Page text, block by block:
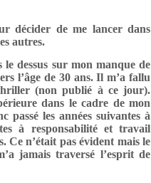
décider de me lancer dans
autres.
dessus sur mon manque de
l’âge de 30 ans. Il m’a fallu
(non publié à ce jour).
dans le cadre de mon
passé les années suivantes à
à responsabilité et travail
Ce n’était pas évident mais le
jamais traversé l’esprit de